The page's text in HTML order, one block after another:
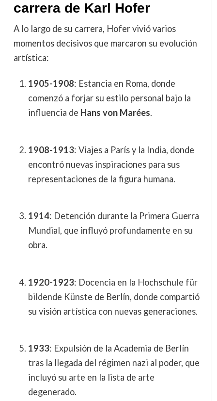
carrera de Karl Hofer
A lo largo de su carrera, Hofer vivió varios
momentos decisivos que marcaron su evolución
artística:
1905-1908: Estancia en Roma, donde
comenzó a forjar su estilo personal bajo la
influencia de Hans von Marées.
1908-1913: Viajes a París y la India, donde
encontró nuevas inspiraciones para sus
representaciones de la figura humana.
1914: Detención durante la Primera Guerra
Mundial, que influyó profundamente en su
obra.
1920-1923: Docencia en la Hochschule für
bildende Künste de Berlín, donde compartió
su visión artística con nuevas generaciones.
1933: Expulsión de la Academia de Berlín
tras la llegada del régimen nazi al poder, que
incluyó su arte en la lista de arte
degenerado.